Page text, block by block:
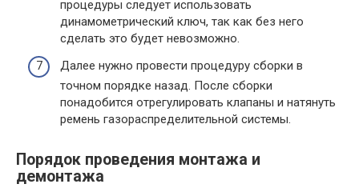
процедуры следует использовать
динамометрический ключ, так как без него
сделать это будет невозможно.
Далее нужно провести процедуру сборки в
точном порядке назад. После сборки
понадобится отрегулировать клапаны и натянуть
ремень газораспределительной системы.
Порядок проведения монтажа и
демонтажа